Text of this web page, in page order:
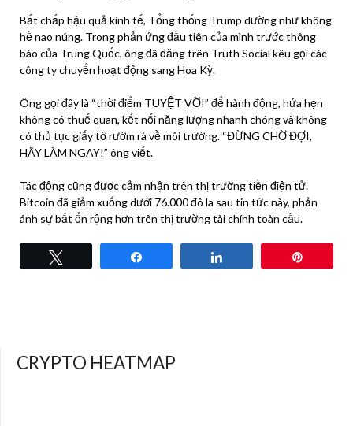
Bất chấp hậu quả kinh tế, Tổng thống Trump dường như không
hề nao núng. Trong phản ứng đầu tiên của mình trước thông
báo của Trung Quốc, ông đã đăng trên Truth Social kêu gọi các
công ty chuyển hoạt động sang Hoa Kỳ.
Ông gọi đây là “thời điểm TUYỆT VỜI” để hành động, hứa hẹn
không có thuế quan, kết nối năng lượng nhanh chóng và không
có thủ tục giấy tờ rườm rà về môi trường. “ĐỪNG CHỜ ĐỢI,
HÃY LÀM NGAY!” ông viết.
Tác động cũng được cảm nhận trên thị trường tiền điện tử.
Bitcoin đã giảm xuống dưới 76.000 đô la sau tin tức này, phản
ánh sự bất ổn rộng hơn trên thị trường tài chính toàn cầu.
CRYPTO HEATMAP